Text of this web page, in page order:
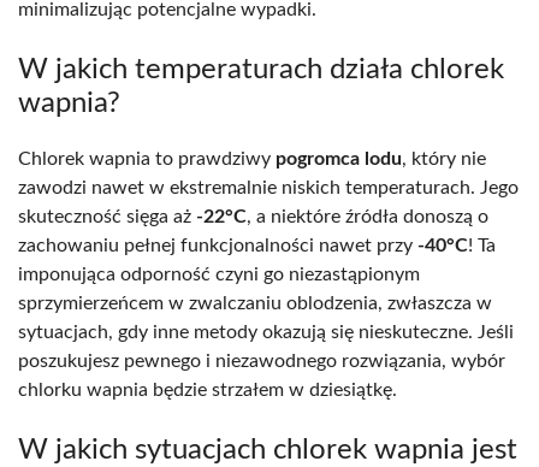
minimalizując potencjalne wypadki.
W jakich temperaturach działa chlorek
wapnia?
Chlorek wapnia to prawdziwy pogromca lodu, który nie
zawodzi nawet w ekstremalnie niskich temperaturach. Jego
skuteczność sięga aż -22°C, a niektóre źródła donoszą o
zachowaniu pełnej funkcjonalności nawet przy -40°C! Ta
imponująca odporność czyni go niezastąpionym
sprzymierzeńcem w zwalczaniu oblodzenia, zwłaszcza w
sytuacjach, gdy inne metody okazują się nieskuteczne. Jeśli
poszukujesz pewnego i niezawodnego rozwiązania, wybór
chlorku wapnia będzie strzałem w dziesiątkę.
W jakich sytuacjach chlorek wapnia jest